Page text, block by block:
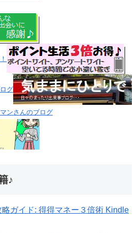
グ
ンさんのブログ
♪
ガイド: 得得マネー３倍術 Kindle